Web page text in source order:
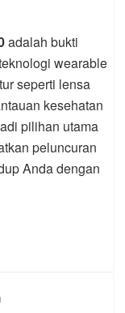
adalah bukti
wearable
seperti lensa
kesehatan
pilihan utama
peluncuran
Anda dengan